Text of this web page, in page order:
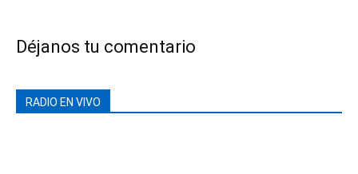
Déjanos tu comentario
RADIO EN VIVO